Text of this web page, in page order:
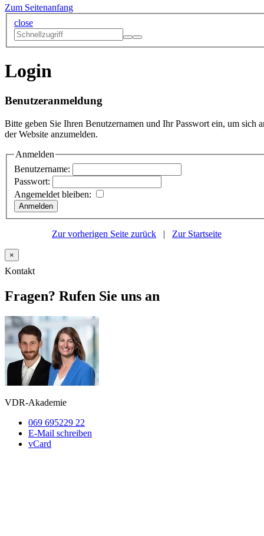
Zum Seitenanfang
close
Login
Benutzeranmeldung
Bitte geben Sie Ihren Benutzernamen und Ihr Passwort ein, um sich
der Website anzumelden.
Anmelden
Benutzername:
Passwort:
Angemeldet bleiben:
Zur vorherigen Seite zurück | Zur Startseite
×
Kontakt
Fragen? Rufen Sie uns an
VDR-Akademie
069 695229 22
E-Mail schreiben
vCard